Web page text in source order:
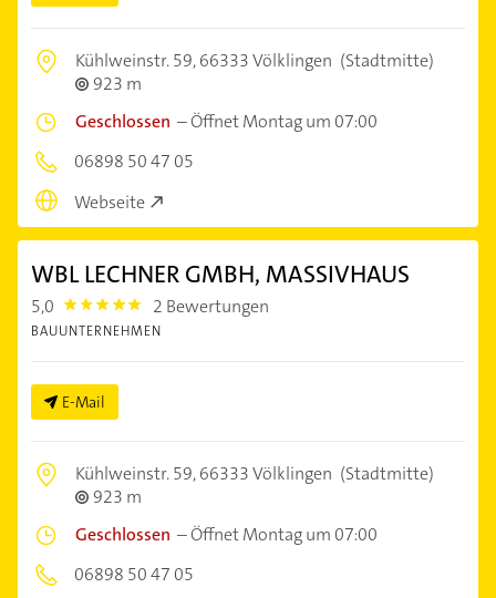
Kühlweinstr. 59,66333 Völklingen (Stadtmitte)
923 m
Geschlossen –Öffnet Montag um 07:00
06898 50 47 05
Webseite
WBL LECHNER GMBH, MASSIVHAUS
5,0 5.0 2 Bewertungen
BAUUNTERNEHMEN
E-Mail
Kühlweinstr. 59,66333 Völklingen (Stadtmitte)
923 m
Geschlossen –Öffnet Montag um 07:00
06898 50 47 05